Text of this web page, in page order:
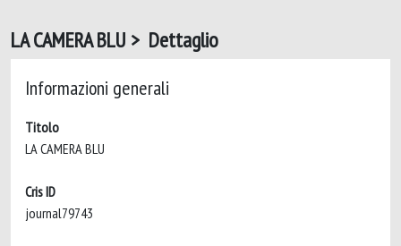
LA CAMERA BLU > Dettaglio
Informazioni generali
Titolo
Cris ID